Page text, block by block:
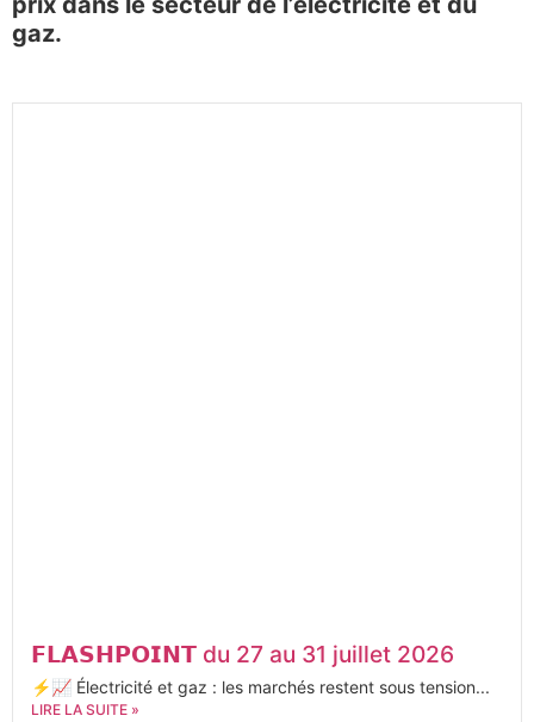
gaz.
𝗙𝗟𝗔𝗦𝗛𝗣𝗢𝗜𝗡𝗧 du 27 au 31 juillet 2026
⚡📈 Électricité et gaz : les marchés restent sous tension...
LIRE LA SUITE »